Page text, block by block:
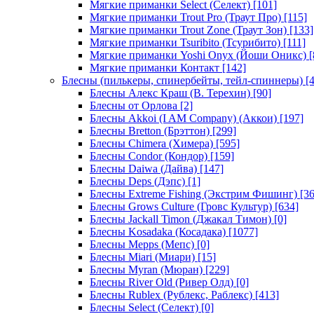
Мягкие приманки Select (Селект) [101]
Мягкие приманки Trout Pro (Траут Про) [115]
Мягкие приманки Trout Zone (Траут Зон) [133]
Мягкие приманки Tsuribito (Тсурибито) [111]
Мягкие приманки Yoshi Onyx (Йоши Оникс)
Мягкие приманки Контакт [142]
Блесны (пилькеры, спинербейты, тейл-спиннеры)
Блесны Алекс Краш (В. Терехин) [90]
Блесны от Орлова [2]
Блесны Akkoi (I AM Company) (Аккои) [197]
Блесны Bretton (Брэттон) [299]
Блесны Chimera (Химера) [595]
Блесны Condor (Кондор) [159]
Блесны Daiwa (Дайва) [147]
Блесны Deps (Дэпс) [1]
Блесны Extreme Fishing (Экстрим Фишинг)
Блесны Grows Culture (Гровс Культур) [634]
Блесны Jackall Timon (Джакал Тимон) [0]
Блесны Kosadaka (Косадака) [1077]
Блесны Mepps (Мепс) [0]
Блесны Miari (Миари) [15]
Блесны Myran (Мюран) [229]
Блесны River Old (Ривер Олд) [0]
Блесны Rublex (Рублекс, Раблекс) [413]
Блесны Select (Селект) [0]